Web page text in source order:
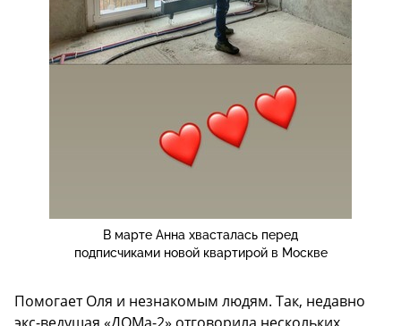
В марте Анна хвасталась перед
подписчиками новой квартирой в Москве
Помогает Оля и незнакомым людям. Так, недавно